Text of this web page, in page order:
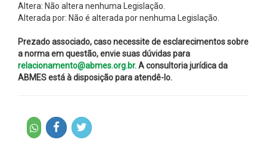
Altera: Não altera nenhuma Legislação.
Alterada por: Não é alterada por nenhuma Legislação.
Prezado associado, caso necessite de esclarecimentos sobre
a norma em questão, envie suas dúvidas para
relacionamento@abmes.org.br.A consultoria jurídica da
ABMES está à disposição para atendê-lo.